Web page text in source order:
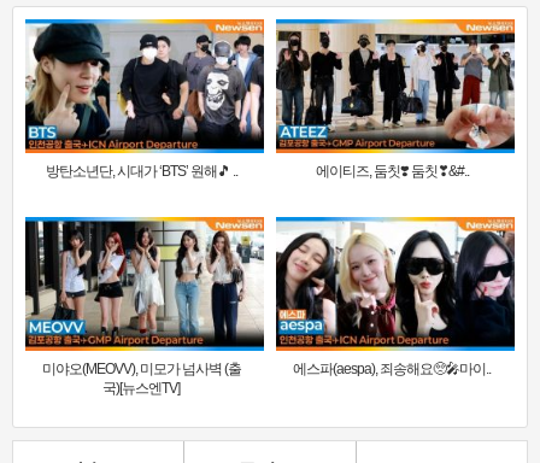
방탄소년단, 시대가 ‘BTS’ 원해🎵 .. 에이티즈, 둠칫❣️ 둠칫❣&#..
미야오(MEOVV), 미모가 넘사벽 (출
국)[뉴스엔TV]
에스파(aespa), 죄송해요🥺🎤마이..